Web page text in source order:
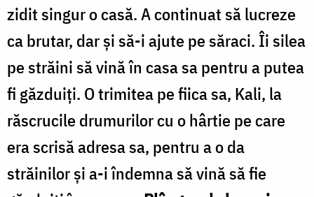
zidit singur o casă. A continuat să lucreze
ca brutar, dar şi să-i ajute pe săraci. Îi silea
pe străini să vină în casa sa pentru a putea
fi găzduiţi. O trimitea pe fiica sa, Kali, la
răscrucile drumurilor cu o hârtie pe care
era scrisă adresa sa, pentru a o da
străinilor şi a-i îndemna să vină să fie